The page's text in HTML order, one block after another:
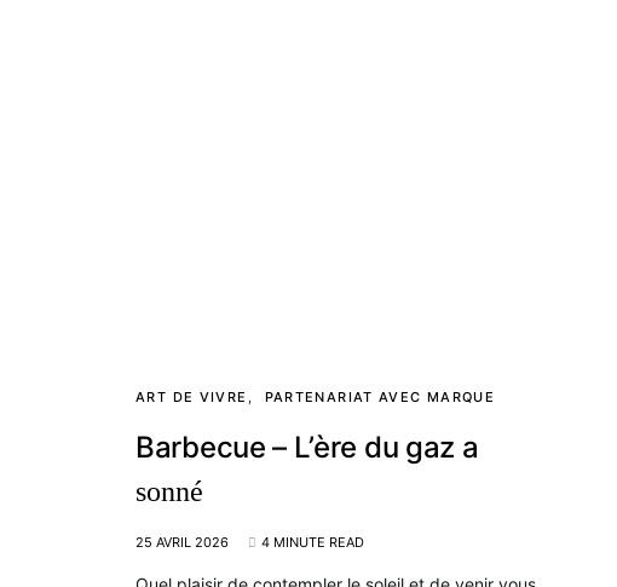
ART DE VIVRE PARTENARIAT AVEC MARQUE
Barbecue – L’ère du gaz a
sonné
25 AVRIL 2026 4 MINUTE READ